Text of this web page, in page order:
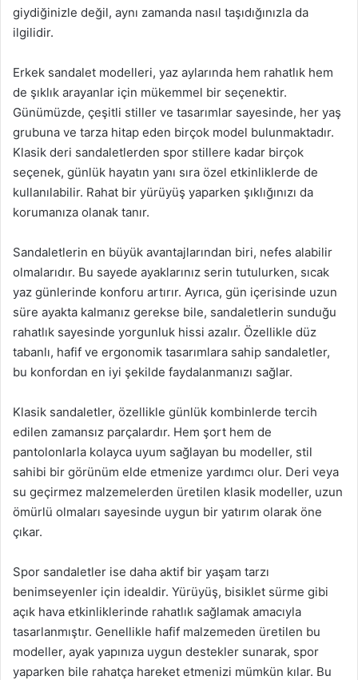
giydiğinizle değil, aynı zamanda nasıl taşıdığınızla da
ilgilidir.
Erkek sandalet modelleri, yaz aylarında hem rahatlık hem
de şıklık arayanlar için mükemmel bir seçenektir.
Günümüzde, çeşitli stiller ve tasarımlar sayesinde, her yaş
grubuna ve tarza hitap eden birçok model bulunmaktadır.
Klasik deri sandaletlerden spor stillere kadar birçok
seçenek, günlük hayatın yanı sıra özel etkinliklerde de
kullanılabilir. Rahat bir yürüyüş yaparken şıklığınızı da
korumanıza olanak tanır.
Sandaletlerin en büyük avantajlarından biri, nefes alabilir
olmalarıdır. Bu sayede ayaklarınız serin tutulurken, sıcak
yaz günlerinde konforu artırır. Ayrıca, gün içerisinde uzun
süre ayakta kalmanız gerekse bile, sandaletlerin sunduğu
rahatlık sayesinde yorgunluk hissi azalır. Özellikle düz
tabanlı, hafif ve ergonomik tasarımlara sahip sandaletler,
bu konfordan en iyi şekilde faydalanmanızı sağlar.
Klasik sandaletler, özellikle günlük kombinlerde tercih
edilen zamansız parçalardır. Hem şort hem de
pantolonlarla kolayca uyum sağlayan bu modeller, stil
sahibi bir görünüm elde etmenize yardımcı olur. Deri veya
su geçirmez malzemelerden üretilen klasik modeller, uzun
ömürlü olmaları sayesinde uygun bir yatırım olarak öne
çıkar.
Spor sandaletler ise daha aktif bir yaşam tarzı
benimseyenler için idealdir. Yürüyüş, bisiklet sürme gibi
açık hava etkinliklerinde rahatlık sağlamak amacıyla
tasarlanmıştır. Genellikle hafif malzemeden üretilen bu
modeller, ayak yapınıza uygun destekler sunarak, spor
yaparken bile rahatça hareket etmenizi mümkün kılar. Bu